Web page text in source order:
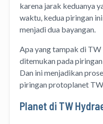
karena jarak keduanya
waktu, kedua piringan
menjadi dua bayangan.
Apa yang tampak di
ditemukan pada
Dan ini menjadikan
piringan protoplanet
Planet di TW